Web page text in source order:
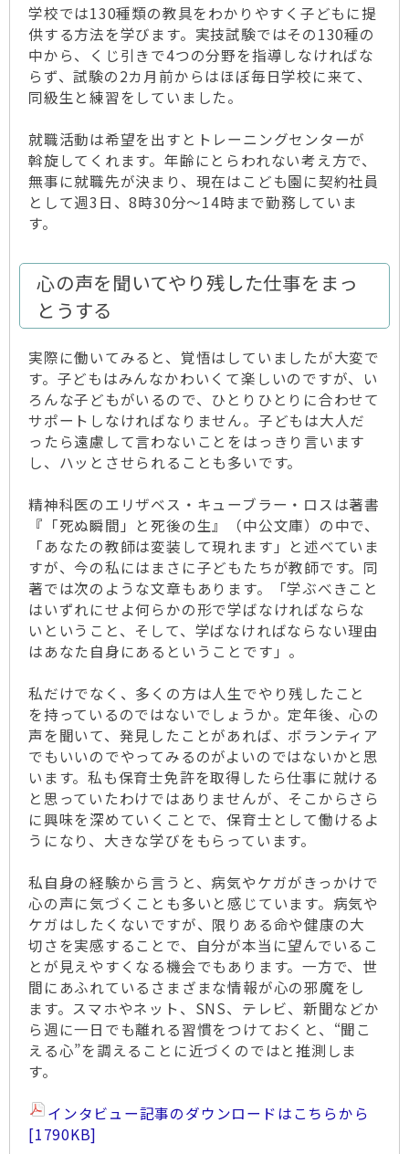
学校では130種類の教具をわかりやすく子どもに提
供する方法を学びます。実技試験ではその130種の
中から、くじ引きで4つの分野を指導しなければな
らず、試験の2カ月前からはほぼ毎日学校に来て、
同級生と練習をしていました。
就職活動は希望を出すとトレーニングセンターが
斡旋してくれます。年齢にとらわれない考え方で、
無事に就職先が決まり、現在はこども園に契約社員
として週3日、8時30分～14時まで勤務していま
す。
心の声を聞いてやり残した仕事をまっ
とうする
実際に働いてみると、覚悟はしていましたが大変で
す。子どもはみんなかわいくて楽しいのですが、い
ろんな子どもがいるので、ひとりひとりに合わせて
サポートしなければなりません。子どもは大人だ
ったら遠慮して言わないことをはっきり言います
し、ハッとさせられることも多いです。
精神科医のエリザベス・キューブラー・ロスは著書
『「死ぬ瞬間」と死後の生』（中公文庫）の中で、
「あなたの教師は変装して現れます」と述べていま
すが、今の私にはまさに子どもたちが教師です。同
著では次のような文章もあります。「学ぶべきこと
はいずれにせよ何らかの形で学ばなければならな
いということ、そして、学ばなければならない理由
はあなた自身にあるということです」。
私だけでなく、多くの方は人生でやり残したこと
を持っているのではないでしょうか。定年後、心の
声を聞いて、発見したことがあれば、ボランティア
でもいいのでやってみるのがよいのではないかと思
います。私も保育士免許を取得したら仕事に就ける
と思っていたわけではありませんが、そこからさら
に興味を深めていくことで、保育士として働けるよ
うになり、大きな学びをもらっています。
私自身の経験から言うと、病気やケガがきっかけで
心の声に気づくことも多いと感じています。病気や
ケガはしたくないですが、限りある命や健康の大
切さを実感することで、自分が本当に望んでいるこ
とが見えやすくなる機会でもあります。一方で、世
間にあふれているさまざまな情報が心の邪魔をし
ます。スマホやネット、SNS、テレビ、新聞などか
ら週に一日でも離れる習慣をつけておくと、“聞こ
える心”を調えることに近づくのではと推測しま
す。
インタビュー記事のダウンロードはこちらから
[1790KB]